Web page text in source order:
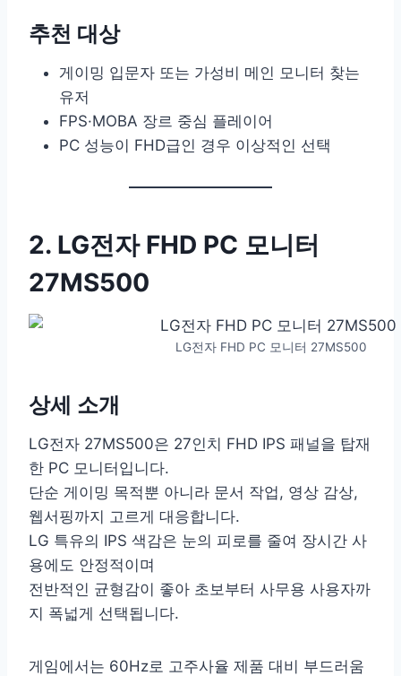
추천 대상
게이밍 입문자 또는 가성비 메인 모니터 찾는
유저
FPS·MOBA 장르 중심 플레이어
PC 성능이 FHD급인 경우 이상적인 선택
2. LG전자 FHD PC 모니터
27MS500
LG전자 FHD PC 모니터 27MS500
상세 소개
LG전자 27MS500은 27인치 FHD IPS 패널을 탑재
한 PC 모니터입니다.
단순 게이밍 목적뿐 아니라 문서 작업, 영상 감상,
웹서핑까지 고르게 대응합니다.
LG 특유의 IPS 색감은 눈의 피로를 줄여 장시간 사
용에도 안정적이며
전반적인 균형감이 좋아 초보부터 사무용 사용자까
지 폭넓게 선택됩니다.
게임에서는 60Hz로 고주사율 제품 대비 부드러움